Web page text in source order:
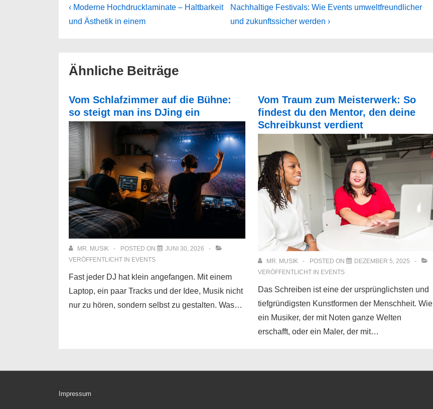
Beitragsnavigation
Previous
Post
‹ Moderne Hochdrucklaminate – Haltbarkeit
und Ästhetik in einem
Next
Post
Nachhaltige Festivals: Wie Events umweltfreundlicher
und zukunftssicher werden ›
Ähnliche Beiträge
Vom Schlafzimmer auf die Bühne:
so steigt man ins DJing ein
MR. MUSIK POSTED ON
JUNI 30, 2026
VERÖFFENTLICHT IN EVENTS
Fast jeder DJ hat klein angefangen. Mit einem
Laptop, ein paar Tracks und der Idee, Musik nicht
nur zu hören, sondern selbst zu gestalten. Was…
Vom Traum zum Meisterwerk: So
findest du den Mentor, den deine
Schreibkunst verdient
MR. MUSIK POSTED ON
DEZEMBER 5, 2025
VERÖFFENTLICHT IN EVENTS
Das Schreiben ist eine der ursprünglichsten und
tiefgründigsten Kunstformen der Menschheit. Wie
ein Musiker, der mit Noten ganze Welten
erschafft, oder ein Maler, der mit…
Footer-
Impressum